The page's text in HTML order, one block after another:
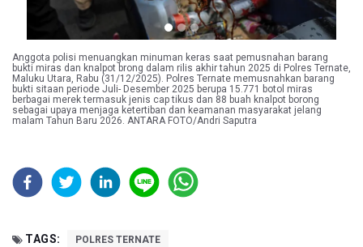
Anggota polisi menuangkan minuman keras saat pemusnahan barang
bukti miras dan knalpot brong dalam rilis akhir tahun 2025 di Polres Ternate,
Maluku Utara, Rabu (31/12/2025). Polres Ternate memusnahkan barang
bukti sitaan periode Juli- Desember 2025 berupa 15.771 botol miras
berbagai merek termasuk jenis cap tikus dan 88 buah knalpot borong
sebagai upaya menjaga ketertiban dan keamanan masyarakat jelang
malam Tahun Baru 2026. ANTARA FOTO/Andri Saputra
TAGS: POLRES TERNATE